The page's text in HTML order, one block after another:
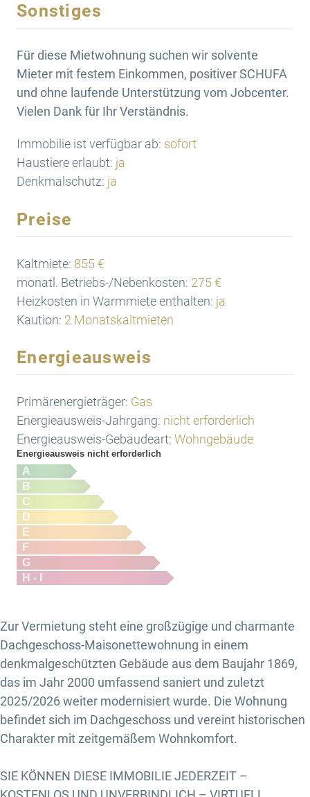
Sonstiges
Für diese Mietwohnung suchen wir solvente
Mieter mit festem Einkommen, positiver SCHUFA
und ohne laufende Unterstützung vom Jobcenter.
Vielen Dank für Ihr Verständnis.
Immobilie ist verfügbar ab: sofort
Haustiere erlaubt: ja
Denkmalschutz: ja
Preise
Kaltmiete: 855 €
monatl. Betriebs-/Nebenkosten: 275 €
Heizkosten in Warmmiete enthalten: ja
Kaution: 2 Monatskaltmieten
Energieausweis
Primärenergieträger: Gas
Energieausweis-Jahrgang: nicht erforderlich
Energieausweis-Gebäudeart: Wohngebäude
Energieausweis nicht erforderlich
A
B
C
D
E
F
G
H - I
Zur Vermietung steht eine großzügige und charmante
Dachgeschoss-Maisonettewohnung in einem
denkmalgeschützten Gebäude aus dem Baujahr 1869,
das im Jahr 2000 umfassend saniert und zuletzt
2025/2026 weiter modernisiert wurde. Die Wohnung
befindet sich im Dachgeschoss und vereint historischen
Charakter mit zeitgemäßem Wohnkomfort.
SIE KÖNNEN DIESE IMMOBILIE JEDERZEIT –